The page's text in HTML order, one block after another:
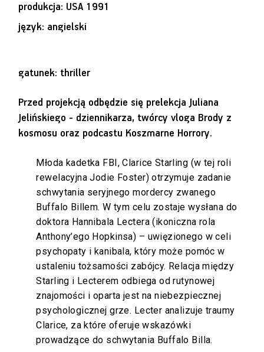
produkcja: USA 1991
język: angielski
gatunek: thriller
Przed projekcją odbędzie się prelekcja Juliana
Jelińskiego - dziennikarza, twórcy vloga Brody z
kosmosu oraz podcastu Koszmarne Horrory.
Młoda kadetka FBI, Clarice Starling (w tej roli
rewelacyjna Jodie Foster) otrzymuje zadanie
schwytania seryjnego mordercy zwanego
Buffalo Billem. W tym celu zostaje wysłana do
doktora Hannibala Lectera (ikoniczna rola
Anthony’ego Hopkinsa) – uwięzionego w celi
psychopaty i kanibala, który może pomóc w
ustaleniu tożsamości zabójcy. Relacja między
Starling i Lecterem odbiega od rutynowej
znajomości i oparta jest na niebezpiecznej
psychologicznej grze. Lecter analizuje traumy
Clarice, za które oferuje wskazówki
prowadzące do schwytania Buffalo Billa.